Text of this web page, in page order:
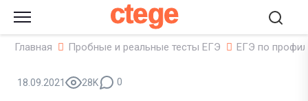
ctege
Главная Пробные и реальные тесты ЕГЭ ЕГЭ по
18.09.2021 28K 0